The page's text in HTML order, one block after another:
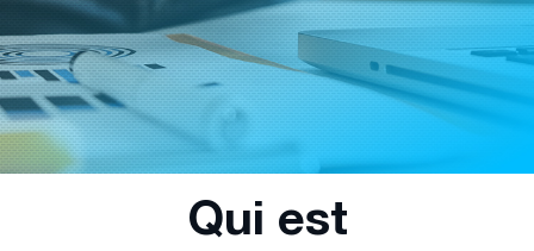
Qui est